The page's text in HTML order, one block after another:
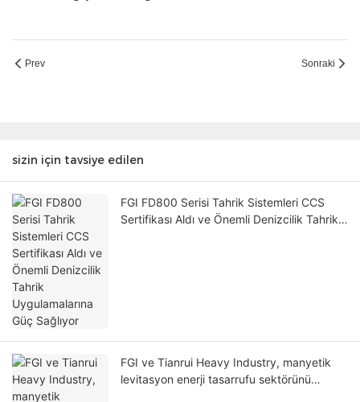
Prev Sonraki
sizin için tavsiye edilen
FGI FD800 Serisi Tahrik Sistemleri CCS
Sertifikası Aldı ve Önemli Denizcilik Tahrik
FGI ve Tianrui Heavy Industry, manyetik
levitasyon enerji tasarrufu sektörünü